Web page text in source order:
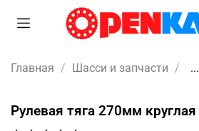
Главная Шасси и запчасти ...
Рулевая тяга 270мм круглая